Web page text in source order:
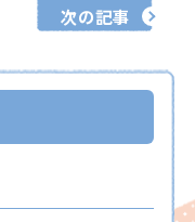
次の記事